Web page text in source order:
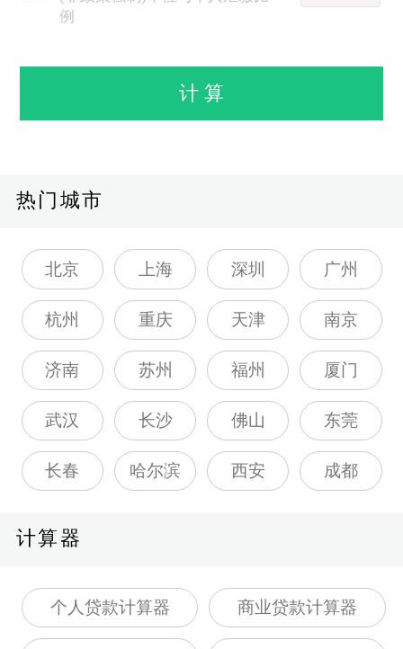
例
热门城市
北京 上海 深圳 广州
杭州 重庆 天津 南京
济南 苏州 福州 厦门
武汉 长沙 佛山 东莞
长春 哈尔滨 西安 成都
计算器
个人贷款计算器 商业贷款计算器